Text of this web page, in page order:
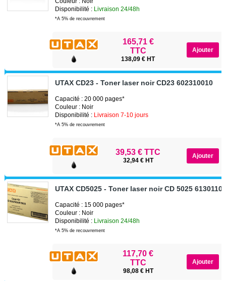
Disponibilité : Livraison 24/48h
*A 5% de recouvrement
165,71 €
TTC
138,09 € HT
UTAX CD23 - Toner laser noir CD23 602310010
Capacité : 20 000 pages*
Couleur : Noir
Disponibilité : Livraison 7-10 jours
*A 5% de recouvrement
39,53 € TTC
32,94 € HT
UTAX CD5025 - Toner laser noir CD 5025
Capacité : 15 000 pages*
Couleur : Noir
Disponibilité : Livraison 24/48h
*A 5% de recouvrement
117,70 €
TTC
98,08 € HT